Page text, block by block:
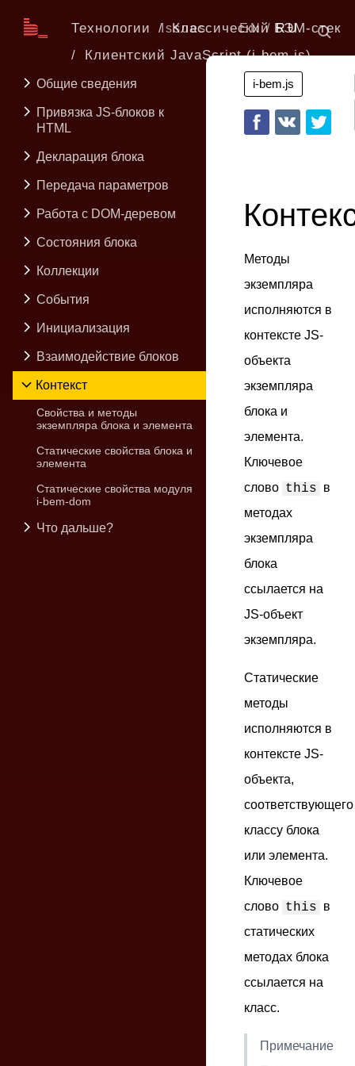
EN RU
Issues
Технологии
Классический БЭМ-стек
Клиентский JavaScript (i-bem.js)
Общие сведения
Привязка JS-блоков к
HTML
Декларация блока
Передача параметров
Работа с DOM-деревом
Состояния блока
Коллекции
События
Инициализация
Взаимодействие блоков
Контекст
Свойства и методы
экземпляра блока и элемента
Статические свойства блока и
элемента
Статические свойства модуля
i-bem-dom
Что дальше?
Методы
экземпляра
исполняются в
контексте JS-
объекта
экземпляра
блока и
элемента.
Ключевое
слово this в
методах
экземпляра
блока
ссылается на
JS-объект
экземпляра.
Статические
методы
исполняются в
контексте JS-
объекта,
соответствующего
классу блока
или элемента.
Ключевое
слово this в
статических
методах блока
ссылается на
класс.
Примечание
i-bem.js